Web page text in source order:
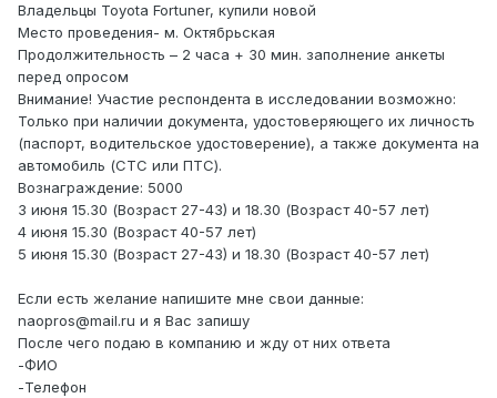
Владельцы Toyota Fortuner, купили новой
Место проведения- м. Октябрьская
Продолжительность – 2 часа + 30 мин. заполнение анкеты
перед опросом
Внимание! Участие респондента в исследовании возможно:
Только при наличии документа, удостоверяющего их личность
(паспорт, водительское удостоверение), а также документа на
автомобиль (СТС или ПТС).
Вознаграждение: 5000
3 июня 15.30 (Возраст 27-43) и 18.30 (Возраст 40-57 лет)
4 июня 15.30 (Возраст 40-57 лет)
5 июня 15.30 (Возраст 27-43) и 18.30 (Возраст 40-57 лет)
Если есть желание напишите мне свои данные:
naopros@mail.ru и я Вас запишу
После чего подаю в компанию и жду от них ответа
-ФИО
-Телефон